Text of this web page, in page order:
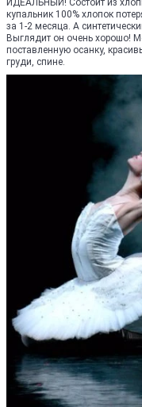
ИДЕАЛЬНЫЙ! Состоит из
купальник 100% хлопок
за 1-2 месяца. А
Выглядит он очень хорошо!
поставленную осанку,
груди, спине.